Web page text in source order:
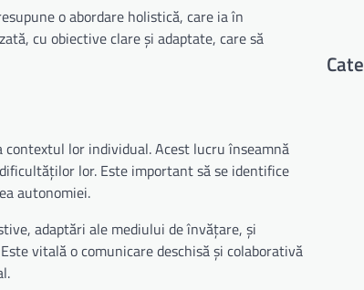
o abordare holistică, care ia în
cu obiective clare și adaptate, care să
contextul lor individual. Acest lucru înseamnă
lor. Este important să se identifice
autonomiei.
adaptări ale mediului de învățare, și
vitală o comunicare deschisă și colaborativă